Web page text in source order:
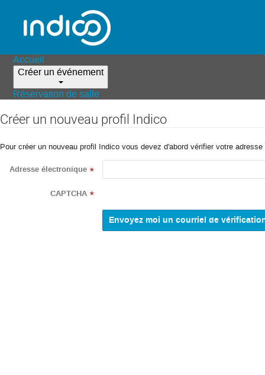
Accueil
Créer un événement
Réservation de salle
Créer un nouveau profil Indico
Pour créer un nouveau profil Indico vous devez d'abord vérifier votre
Adresse électronique *
CAPTCHA *